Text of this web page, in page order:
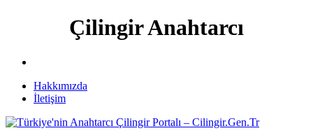
Çilingir Anahtarcı
Hakkımızda
İletişim